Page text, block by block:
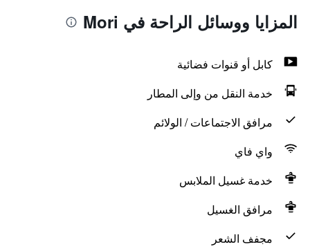
المزايا ووسائل الراحة في Mori
كابل أو قنوات فضائية
خدمة النقل من وإلى المطار
مرافق الاجتماعات / الولائم
واي فاي
خدمة غسيل الملابس
مرافق الغسيل
مجفف الشعر